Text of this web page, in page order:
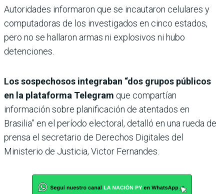
Autoridades informaron que se incautaron celulares y
computadoras de los investigados en cinco estados,
pero no se hallaron armas ni explosivos ni hubo
detenciones.
Los sospechosos integraban “dos grupos públicos
en la plataforma Telegram que compartían
información sobre planificación de atentados en
Brasilia” en el período electoral, detalló en una rueda de
prensa el secretario de Derechos Digitales del
Ministerio de Justicia, Victor Fernandes.